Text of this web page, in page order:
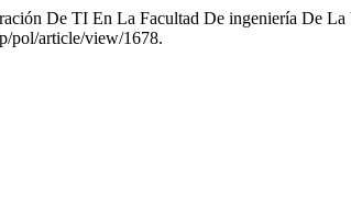
De TI En La Facultad De ingeniería De
pol/article/view/1678.